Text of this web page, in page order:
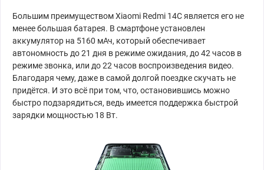
Большим преимуществом Xiaomi Redmi 14C является его не
менее большая батарея. В смартфоне установлен
аккумулятор на 5160 мАч, который обеспечивает
автономность до 21 дня в режиме ожидания, до 42 часов в
режиме звонка, или до 22 часов воспроизведения видео.
Благодаря чему, даже в самой долгой поездке скучать не
придётся. И это всё при том, что, остановившись можно
быстро подзарядиться, ведь имеется поддержка быстрой
зарядки мощностью 18 Вт.